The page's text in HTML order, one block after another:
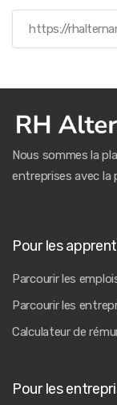
Nous sommes la
entreprises avec la
Pour les
Parcourir les
Parcourir les
Calculateur de
Pour les